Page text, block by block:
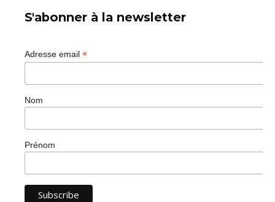
S'abonner à la newsletter
Adresse email *
Nom
Prénom